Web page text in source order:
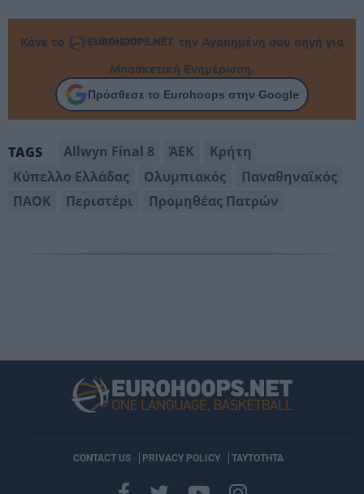
Κάνε το
την Αγαπημένη σου πηγή για
Μπασκετική Ενημέρωση.
Πρόσθεσε το Eurohoops στην Google
TAGS Allwyn Final 8 ΆΕΚ
Κρήτη
Κύπελλο Ελλάδας
Ολυμπιακός
Παναθηναΐκός
ΠΑΟΚ
Περιστέρι Προμηθέας Πατρών
CONTACT US PRIVACY POLICY ΤΑΥΤΟΤΗΤΑ